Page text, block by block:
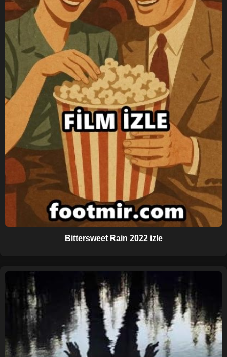
Bittersweet Rain 2022 izle